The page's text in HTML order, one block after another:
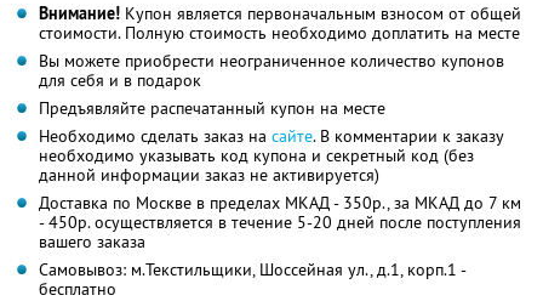
Внимание! Купон является первоначальным взносом от общей
стоимости. Полную стоимость необходимо доплатить на месте
Вы можете приобрести неограниченное количество купонов
для себя и в подарок
Предъявляйте распечатанный купон на месте
Необходимо сделать заказ на сайте. В комментарии к заказу
необходимо указывать код купона и секретный код (без
данной информации заказ не активируется)
Доставка по Москве в пределах МКАД - 350р., за МКАД до 7 км
- 450р. осуществляется в течение 5-20 дней после поступления
вашего заказа
Самовывоз: м.Текстильщики, Шоссейная ул., д.1, корп.1 -
бесплатно